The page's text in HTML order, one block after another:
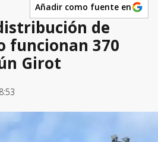
Añadir como fuente en
de
funcionan 370
Girot